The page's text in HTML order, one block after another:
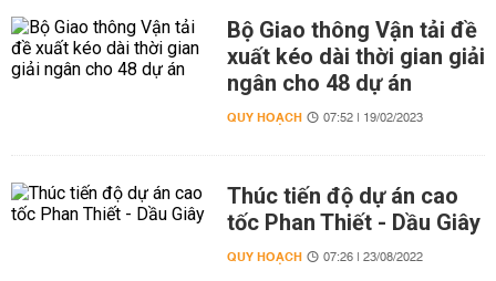
Bộ Giao thông Vận tải đề
xuất kéo dài thời gian giải
ngân cho 48 dự án
QUY HOẠCH 07:52 | 19/02/2023
Thúc tiến độ dự án cao
tốc Phan Thiết - Dầu Giây
QUY HOẠCH 07:26 | 23/08/2022